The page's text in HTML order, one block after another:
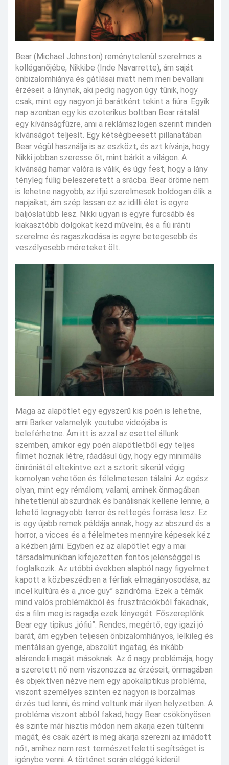
Bear (Michael Johnston) reménytelenül szerelmes a
kolléganőjébe, Nikkibe (Inde Navarrette), ám saját
önbizalomhiánya és gátlásai miatt nem meri bevallani
érzéseit a lánynak, aki pedig nagyon úgy tűnik, hogy
csak, mint egy nagyon jó barátként tekint a fiúra. Egyik
nap azonban egy kis ezoterikus boltban Bear rátalál
egy kívánságfűzre, ami a reklámszlogen szerint minden
kívánságot teljesít. Egy kétségbeesett pillanatában
Bear végül használja is az eszközt, és azt kívánja, hogy
Nikki jobban szeresse őt, mint bárkit a világon. A
kívánság hamar valóra is válik, és úgy fest, hogy a lány
tényleg fülig beleszeretett a srácba. Bear öröme nem
is lehetne nagyobb, az ifjú szerelmesek boldogan élik a
napjaikat, ám szép lassan ez az idilli élet is egyre
baljóslatúbb lesz. Nikki ugyan is egyre furcsább és
kiakasztóbb dolgokat kezd művelni, és a fiú iránti
szerelme és ragaszkodása is egyre betegesebb és
veszélyesebb méreteket ölt.
Maga az alapötlet egy egyszerű kis poén is lehetne,
ami Barker valamelyik youtube videójába is
beleférhetne. Ám itt is azzal az esettel állunk
szemben, amikor egy poén alapötletből egy teljes
filmet hoznak létre, ráadásul úgy, hogy egy minimális
öniróniától eltekintve ezt a sztorit sikerül végig
komolyan vehetően és félelmetesen tálalni. Az egész
olyan, mint egy rémálom; valami, aminek önmagában
hihetetlenül abszurdnak és banálisnak kellene lennie, a
lehető legnagyobb terror és rettegés forrása lesz. Ez
is egy újabb remek példája annak, hogy az abszurd és a
horror, a vicces és a félelmetes mennyire képesek kéz
a kézben járni. Egyben ez az alapötlet egy a mai
társadalmunkban kifejezetten fontos jelenséggel is
foglalkozik. Az utóbbi években alapból nagy figyelmet
kapott a közbeszédben a férfiak elmagányosodása, az
incel kultúra és a „nice guy” szindróma. Ezek a témák
mind valós problémákból és frusztrációkból fakadnak,
és a film meg is ragadja ezek lényegét. Főszereplőnk
Bear egy tipikus „jófiú”. Rendes, megértő, egy igazi jó
barát, ám egyben teljesen önbizalomhiányos, lelkileg és
mentálisan gyenge, abszolút ingatag, és inkább
alárendeli magát másoknak. Az ő nagy problémája, hogy
a szeretett nő nem viszonozza az érzéseit, önmagában
és objektíven nézve nem egy apokaliptikus probléma,
viszont személyes szinten ez nagyon is borzalmas
érzés tud lenni, és mind voltunk már ilyen helyzetben. A
probléma viszont abból fakad, hogy Bear csökönyösen
és szinte már hisztis módon nem akarja ezen túltenni
magát, és csak azért is meg akarja szerezni az imádott
nőt, amihez nem rest természetfeletti segítséget is
igénybe venni. A történet során eléggé kiderül